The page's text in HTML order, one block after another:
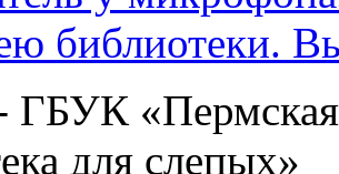
библиотеки.
«Пермская
для слепых»